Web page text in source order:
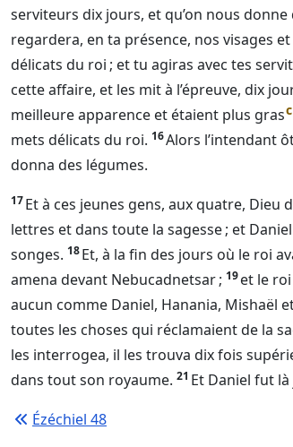
serviteurs dix jours, et qu’on nous donne
regardera, en ta présence, nos visages
délicats du roi ; et tu agiras avec tes
cette affaire, et les mit à l’épreuve, dix
meilleure apparence et étaient plus grasc
mets délicats du roi. 16Alors l’intendant
donna des légumes.
17Et à ces jeunes gens, aux quatre, Dieu
lettres et dans toute la sagesse ; et
songes. 18Et, à la fin des jours où le roi
amena devant Nebucadnetsar ; 19et le
aucun comme Daniel, Hanania, Mishaël
toutes les choses qui réclamaient de la
les interrogea, il les trouva dix fois
dans tout son royaume. 21 Et Daniel fut
Ézéchiel 48